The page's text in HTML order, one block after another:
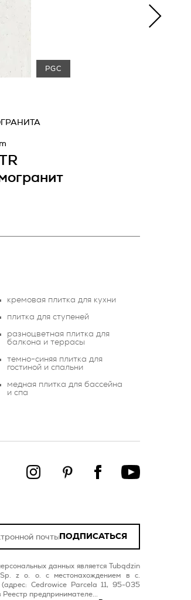
PGC
кремовая плитка для кухни
плитка для ступеней
разноцветная плитка для
балкона и террасы
темно-синяя плитка для
гостиной и спальни
медная плитка для бассейна
и спа
ПОДПИСАТЬСЯ
данных является Tubądzin
z o. o. с местонахождением в с.
Cedrowice Parcela 11, 95-035
предпринимателе...